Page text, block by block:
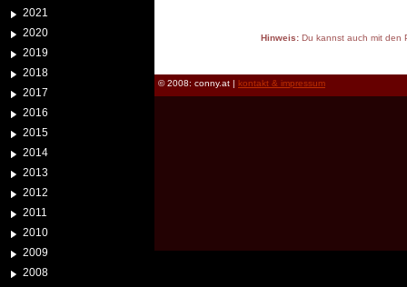
2021
2020
2019
2018
2017
2016
2015
2014
2013
2012
2011
2010
2009
2008
Hinweis:Du kannst auch mit den
© 2008: conny.at | kontakt & impressum